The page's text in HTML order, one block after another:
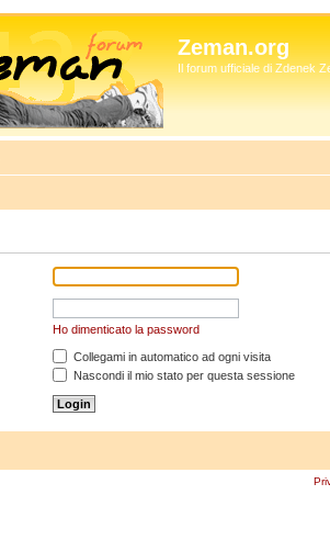
Zeman.org
Il forum ufficiale di Zdenek
Ho dimenticato la password
Collegami in automatico ad ogni visita
Nascondi il mio stato per questa sessione